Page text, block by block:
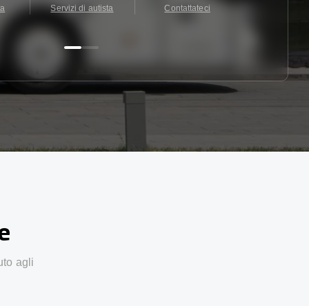
Servizi di autista Contattateci
agli